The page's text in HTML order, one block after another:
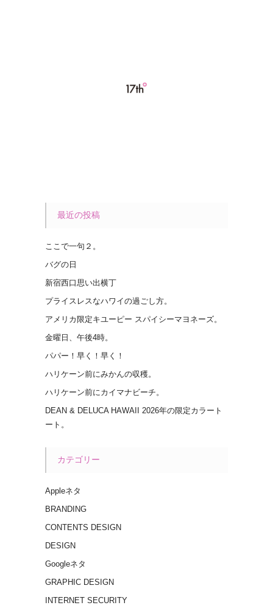
最近の投稿
ここで一句２。
バグの日
新宿西口思い出横丁
プライスレスなハワイの過ごし方。
アメリカ限定キユーピー スパイシーマヨネーズ。
金曜日、午後4時。
パパー！早く！早く！
ハリケーン前にみかんの収穫。
ハリケーン前にカイマナビーチ。
DEAN & DELUCA HAWAII 2026年の限定カラート
ート。
カテゴリー
Appleネタ
BRANDING
CONTENTS DESIGN
DESIGN
Googleネタ
GRAPHIC DESIGN
INTERNET SECURITY